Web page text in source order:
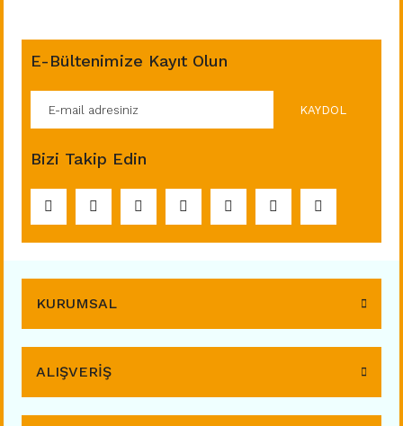
E-Bültenimize Kayıt Olun
KAYDOL
Bizi Takip Edin
KURUMSAL
ALIŞVERİŞ